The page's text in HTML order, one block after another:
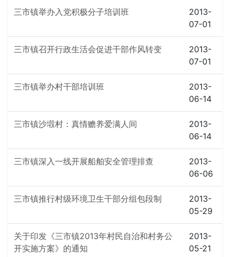
三市镇举办入党积极分子培训班
2013-
07-01
三市镇召开行政生活会促进干部作风转变
2013-
07-01
三市镇举办村干部培训班
2013-
06-14
三市镇沙塅村：真情赡养爱满人间
2013-
06-14
三市镇深入一线开展船舶安全管理排查
2013-
06-06
三市镇推行村级环境卫生干部分组包段制
2013-
05-29
关于印发《三市镇2013年村民自治和村务公
开实施方案》的通知
2013-
05-21